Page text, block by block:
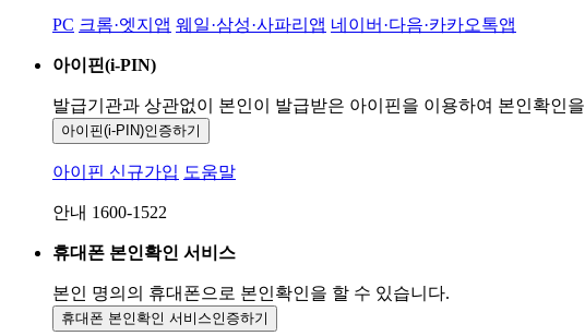
PC 크롬·엣지앱 웨일·삼성·사파리앱 네이버·다음·카카오톡앱
아이핀(i-PIN)
발급기관과 상관없이 본인이 발급받은 아이핀을 이용하여 본인확인을
아이핀(i-PIN)인증하기
아이핀 신규가입 도움말
안내 1600-1522
휴대폰 본인확인 서비스
본인 명의의 휴대폰으로 본인확인을 할 수 있습니다.
휴대폰 본인확인 서비스인증하기